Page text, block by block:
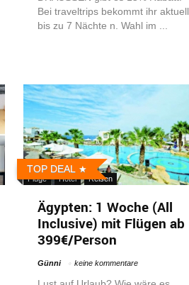
Bei traveltrips bekommt ihr aktuell
bis zu 7 Nächte n. Wahl im ...
TOP DEAL
Flüge Hotel Reisen
Ägypten: 1 Woche (All
Inclusive) mit Flügen ab
399€/Person
Günni keine kommentare